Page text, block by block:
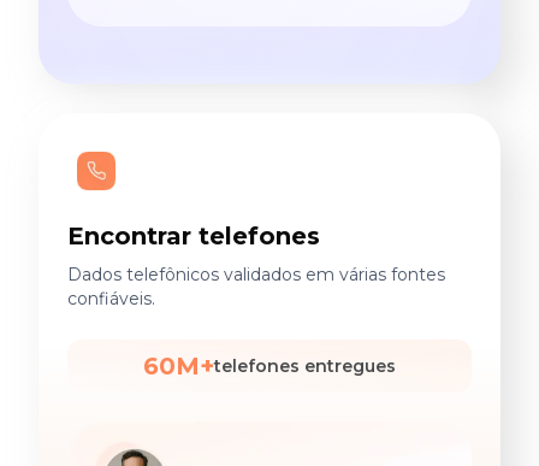
Encontrar telefones
Dados telefônicos validados em várias fontes
confiáveis.
60M+telefones entregues